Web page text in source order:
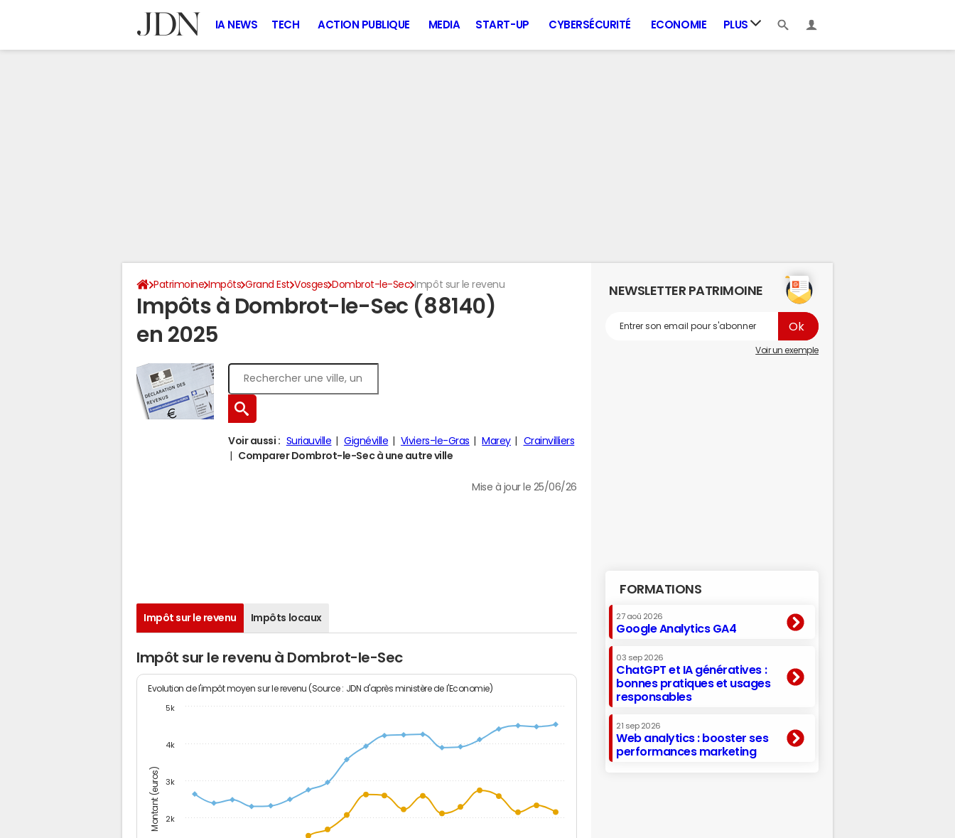
IA NEWS TECH ACTION PUBLIQUE MEDIA START-UP CYBERSÉCURITÉ ECONOMIE PLUS
Patrimoine Impôts Grand Est Vosges Dombrot-le-Sec Impôt sur le revenu
Impôts à Dombrot-le-Sec (88140)
en 2025
Voir aussi : Suriauville Gignéville Viviers-le-Gras Marey
Crainvilliers
Comparer Dombrot-le-Sec à une autre ville
Mise à jour le 25/06/26
Impôt sur le revenu Impôts locaux
Impôt sur le revenu à Dombrot-le-Sec
Montant (euros)
Evolution de l'impôt moyen sur le revenu (Source : JDN d'après ministère de l'Economie)
2k
3k
4k
5k
NEWSLETTER PATRIMOINE
Voir un exemple
FORMATIONS
27 aoû 2026
Google Analytics GA4
03 sep 2026
ChatGPT et IA génératives :
bonnes pratiques et usages
responsables
21 sep 2026
Web analytics : booster ses
performances marketing